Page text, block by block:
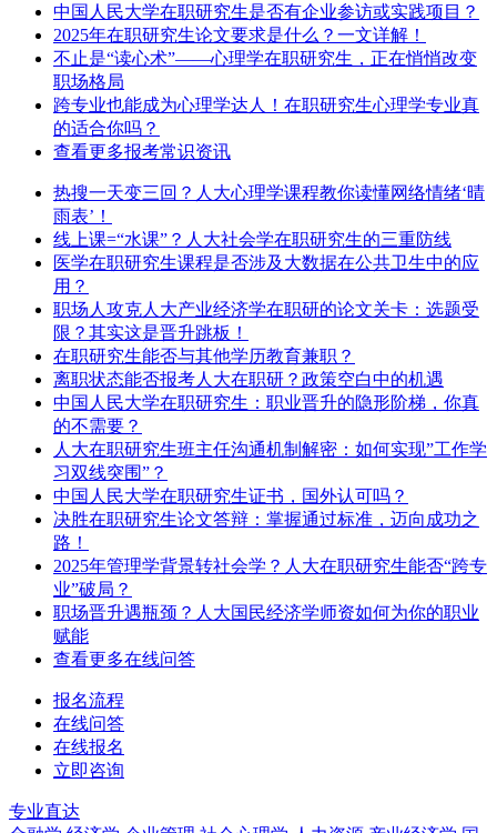
中国人民大学在职研究生是否有企业参访或实践项目？
2025年在职研究生论文要求是什么？一文详解！
不止是“读心术”——心理学在职研究生，正在悄悄改变
职场格局
跨专业也能成为心理学达人！在职研究生心理学专业真
的适合你吗？
查看更多报考常识资讯
热搜一天变三回？人大心理学课程教你读懂网络情绪‘晴
雨表’！
​线上课=“水课”？人大社会学在职研究生的三重防线
医学在职研究生课程是否涉及大数据在公共卫生中的应
用？
职场人攻克人大产业经济学在职研的论文关卡：选题受
限？其实这是晋升跳板！
在职研究生能否与其他学历教育兼职？
离职状态能否报考人大在职研？政策空白中的机遇
中国人民大学在职研究生：职业晋升的隐形阶梯，你真
的不需要？
人大在职研究生班主任沟通机制解密：如何实现”工作学
习双线突围”？
中国人民大学在职研究生证书，国外认可吗？
决胜在职研究生论文答辩：掌握通过标准，迈向成功之
路！
2025年管理学背景转社会学？人大在职研究生能否“跨专
业”破局？
职场晋升遇瓶颈？人大国民经济学师资如何为你的职业
赋能
查看更多在线问答
报名流程
在线问答
在线报名
立即咨询
专业直达